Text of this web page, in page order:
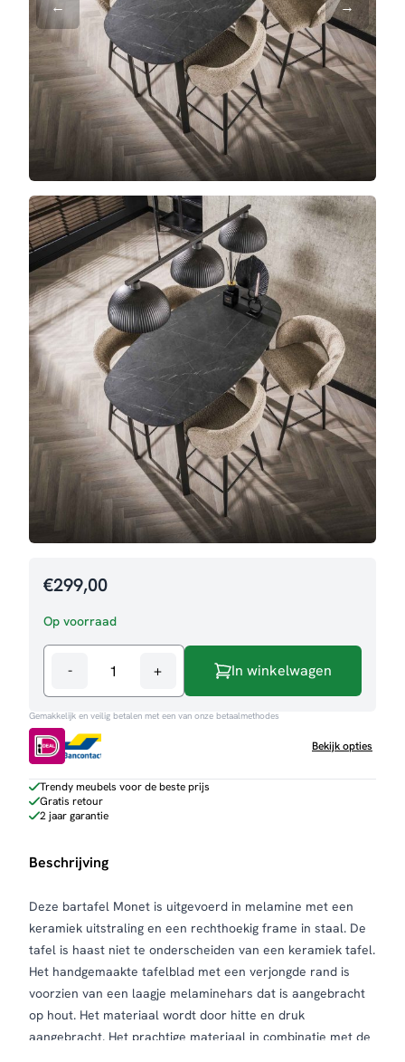
€299,00
Op voorraad
-
Monet
aantal
+ In winkelwagen
Gemakkelijk en veilig betalen met een van onze betaalmethodes
Bekijk opties
Trendy meubels voor de beste prijs
Gratis retour
2 jaar garantie
Beschrijving
Deze bartafel Monet is uitgevoerd in melamine met een
keramiek uitstraling en een rechthoekig frame in staal. De
tafel is haast niet te onderscheiden van een keramiek tafel.
Het handgemaakte tafelblad met een verjongde rand is
voorzien van een laagje melaminehars dat is aangebracht
op hout. Het materiaal wordt door hitte en druk
aangebracht. Het prachtige materiaal in combinatie met de